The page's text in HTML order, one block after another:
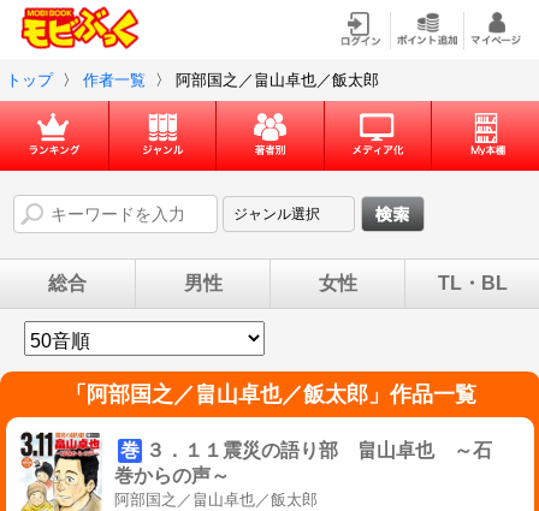
トップ 〉 作者一覧 〉 阿部国之／畠山卓也／飯太郎
総合 男性 女性 TL・BL
「 阿部国之／畠山卓也／飯太郎」作品一覧
巻 ３．１１震災の語り部 畠山卓也 ～石
巻からの声～
阿部国之／畠山卓也／飯太郎